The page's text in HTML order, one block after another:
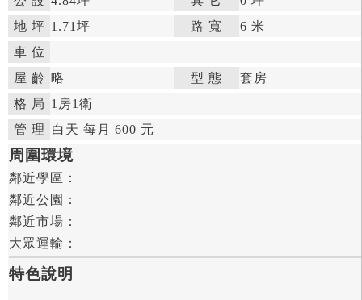
地 坪 1.71坪 路 寬
6 米
車 位
屋 齡 略 型 態 套房
格 局 1房1衛
管 理
白天 每月 600 元
周圍環境
鄰近學區：
鄰近公園：
鄰近市場：
大眾運輸：
特色說明